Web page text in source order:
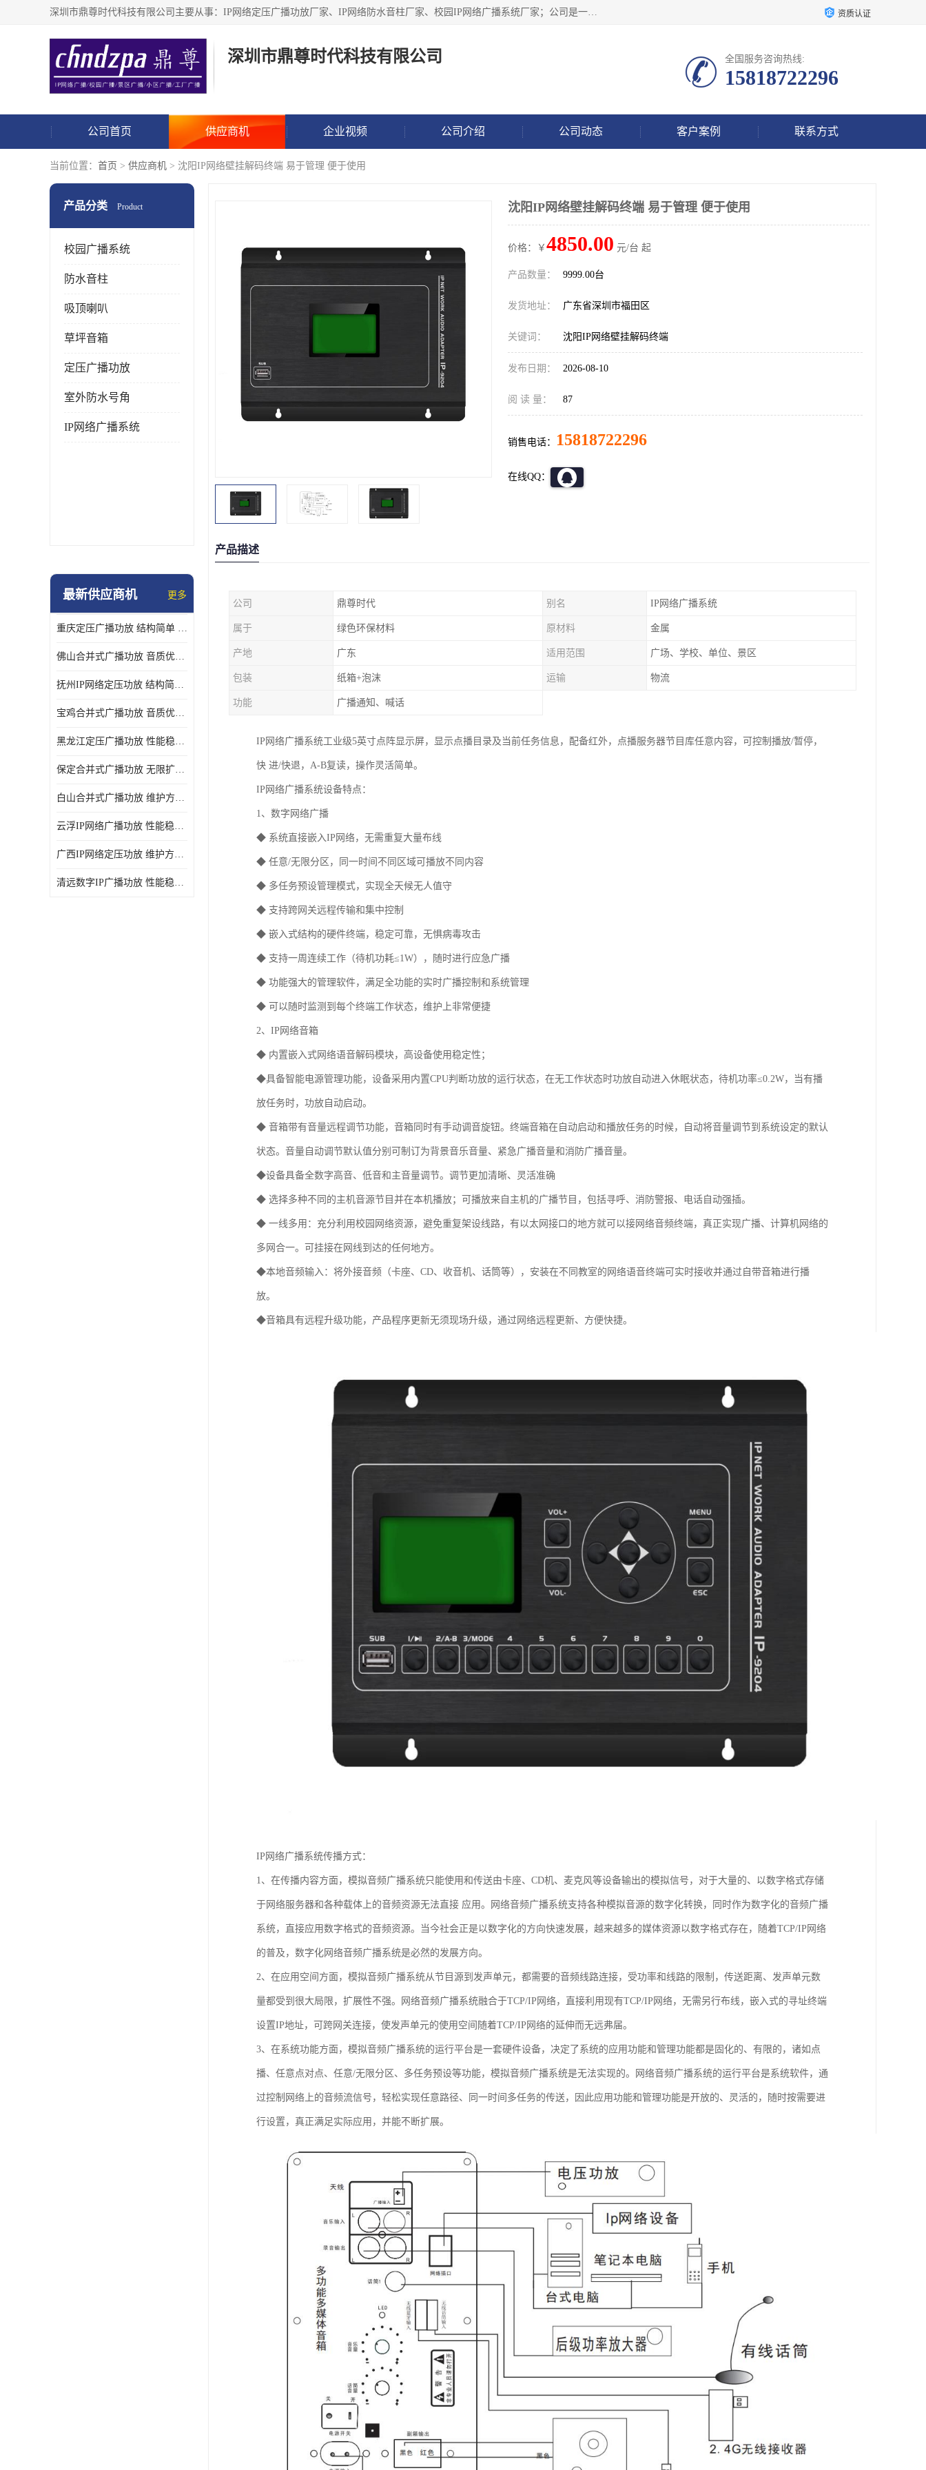
深圳市鼎尊时代科技有限公司主要从事：IP网络定压广播功放厂家、IP网络防水音柱厂家、校园IP网络广播系统厂家；公司是一家集研发、生产、销售公共广播器材于一体的现代电子科技企业。公司成立多年来，本着“自主研发技术、开拓稳定的产品”的宗旨，集多年的行业经验，引航广播行业的迅猛发展，使产品能够适应时代技术发展的需要。 资质认证
深圳市鼎尊时代科技有限公司 全国服务咨询热线:
15818722296
公司首页 供应商机 企业视频 公司介绍 公司动态 客户案例 联系方式
当前位置： 首页 > 供应商机 > 沈阳IP网络壁挂解码终端 易于管理 便于使用
产品分类 Product
校园广播系统
防水音柱
吸顶喇叭
草坪音箱
定压广播功放
室外防水号角
IP网络广播系统
最新供应商机 更多
重庆定压广播功放 结构简单 传输距离远
佛山合并式广播功放 音质优美清晰 输出电压大 电流小
抚州IP网络定压功放 结构简单 多应用于公共场合
宝鸡合并式广播功放 音质优美清晰 维护方便
黑龙江定压广播功放 性能稳定 无限扩容
保定合并式广播功放 无限扩容 设计结构简单
白山合并式广播功放 维护方便 多应用于公共场合
云浮IP网络广播功放 性能稳定 设计结构简单
广西IP网络定压功放 维护方便 多应用于公共场合
清远数字IP广播功放 性能稳定 传输距离远
沈阳IP网络壁挂解码终端 易于管理 便于使用
价格：￥ 4850.00 元/台 起
产品数量： 9999.00台
发货地址： 广东省深圳市福田区
关键词： 沈阳IP网络壁挂解码终端
发布日期： 2026-08-10
阅 读 量： 87
销售电话： 15818722296
在线QQ：
产品描述
公司 鼎尊时代 别名 IP网络广播系统
属于 绿色环保材料 原材料 金属
产地 广东 适用范围 广场、学校、单位、景区
包装 纸箱+泡沫 运输 物流
功能 广播通知、喊话
IP网络广播系统工业级5英寸点阵显示屏，显示点播目录及当前任务信息，配备红外，点播服务器节目库任意内容，可控制播放/暂停，
快 进/快退，A-B复读，操作灵活简单。
IP网络广播系统设备特点：
1、数字网络广播
◆ 系统直接嵌入IP网络，无需重复大量布线
◆ 任意/无限分区，同一时间不同区域可播放不同内容
◆ 多任务预设管理模式，实现全天候无人值守
◆ 支持跨网关远程传输和集中控制
◆ 嵌入式结构的硬件终端，稳定可靠，无惧病毒攻击
◆ 支持一周连续工作（待机功耗≤1W），随时进行应急广播
◆ 功能强大的管理软件，满足全功能的实时广播控制和系统管理
◆ 可以随时监测到每个终端工作状态，维护上非常便捷
2、IP网络音箱
◆ 内置嵌入式网络语音解码模块，高设备使用稳定性；
◆具备智能电源管理功能，设备采用内置CPU判断功放的运行状态，在无工作状态时功放自动进入休眠状态，待机功率≤0.2W，当有播
放任务时，功放自动启动。
◆ 音箱带有音量远程调节功能，音箱同时有手动调音旋钮。终端音箱在自动启动和播放任务的时候，自动将音量调节到系统设定的默认
状态。音量自动调节默认值分别可制订为背景音乐音量、紧急广播音量和消防广播音量。
◆设备具备全数字高音、低音和主音量调节。调节更加清晰、灵活准确
◆ 选择多种不同的主机音源节目并在本机播放；可播放来自主机的广播节目，包括寻呼、消防警报、电话自动强插。
◆ 一线多用：充分利用校园网络资源，避免重复架设线路，有以太网接口的地方就可以接网络音频终端，真正实现广播、计算机网络的
多网合一。可挂接在网线到达的任何地方。
◆本地音频输入：将外接音频（卡座、CD、收音机、话筒等），安装在不同教室的网络语音终端可实时接收并通过自带音箱进行播
放。
◆音箱具有远程升级功能，产品程序更新无须现场升级，通过网络远程更新、方便快捷。
IP网络广播系统传播方式：
1、在传播内容方面，模拟音频广播系统只能使用和传送由卡座、CD机、麦克风等设备输出的模拟信号，对于大量的、以数字格式存储
于网络服务器和各种载体上的音频资源无法直接 应用。网络音频广播系统支持各种模拟音源的数字化转换，同时作为数字化的音频广播
系统，直接应用数字格式的音频资源。当今社会正是以数字化的方向快速发展，越来越多的媒体资源以数字格式存在，随着TCP/IP网络
的普及，数字化网络音频广播系统是必然的发展方向。
2、在应用空间方面，模拟音频广播系统从节目源到发声单元，都需要的音频线路连接，受功率和线路的限制，传送距离、发声单元数
量都受到很大局限，扩展性不强。网络音频广播系统融合于TCP/IP网络，直接利用现有TCP/IP网络，无需另行布线，嵌入式的寻址终端
设置IP地址，可跨网关连接，使发声单元的使用空间随着TCP/IP网络的延伸而无远弗届。
3、在系统功能方面，模拟音频广播系统的运行平台是一套硬件设备，决定了系统的应用功能和管理功能都是固化的、有限的，诸如点
播、任意点对点、任意/无限分区、多任务预设等功能，模拟音频广播系统是无法实现的。网络音频广播系统的运行平台是系统软件，通
过控制网络上的音频流信号，轻松实现任意路径、同一时间多任务的传送，因此应用功能和管理功能是开放的、灵活的，随时按需要进
行设置，真正满足实际应用，并能不断扩展。